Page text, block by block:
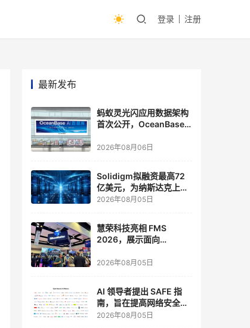
登录 注册
最新发布
蚂蚁灵光闪应用数据架构
首次公开，OceanBase
2026年08月06日
Solidigm拟融资最高72
亿美元，为纳斯达克上市
做准备
2026年08月05日
慧荣科技亮相 FMS
2026，展示面向
存储方案
2026年08月05日
AI 领导者提出 SAFE 指
南，旨在提高网络安全透
明度
2026年08月05日